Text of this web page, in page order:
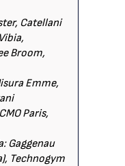
Catellani
Broom,
Emme,
Paris,
Gaggenau
Technogym